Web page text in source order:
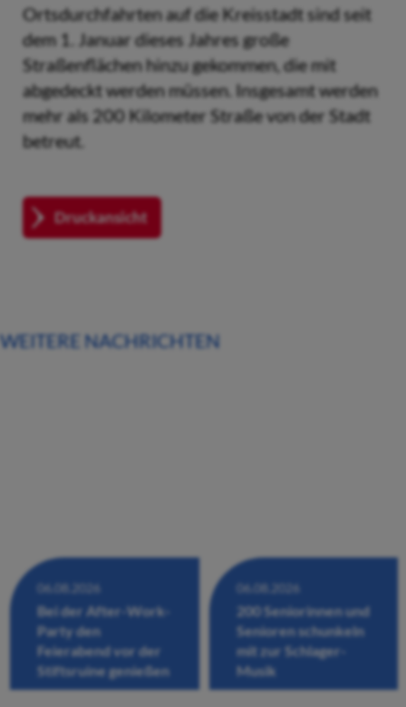
Ortsdurchfahrten auf die Kreisstadt sind seit
dem 1. Januar dieses Jahres große
Straßenflächen hinzu gekommen, die mit
abgedeckt werden müssen. Insgesamt werden
mehr als 200 Kilometer Straße von der Stadt
betreut.
Druckansicht
WEITERE NACHRICHTEN
06.08.2026
Bei der After-Work-
Party den
Feierabend vor der
Stiftsruine genießen
06.08.2026
200 Seniorinnen und
Senioren schunkeln
mit zur Schlager-
Musik